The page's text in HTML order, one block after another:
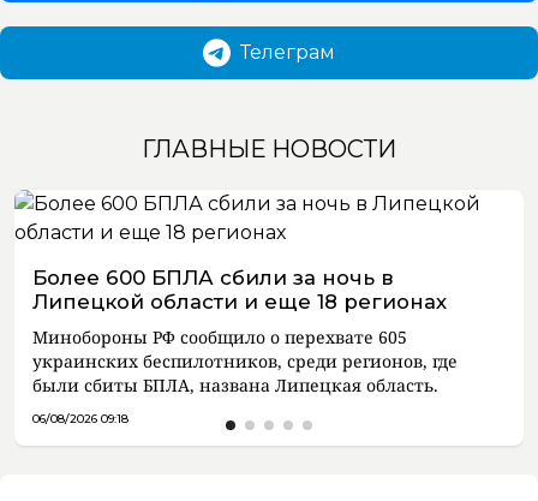
Телеграм
ГЛАВНЫЕ НОВОСТИ
Более 600 БПЛА сбили за ночь в
Липецкой области и еще 18 регионах
Минобороны РФ сообщило о перехвате 605
украинских беспилотников, среди регионов, где
были сбиты БПЛА, названа Липецкая область.
06/08/2026 09:18